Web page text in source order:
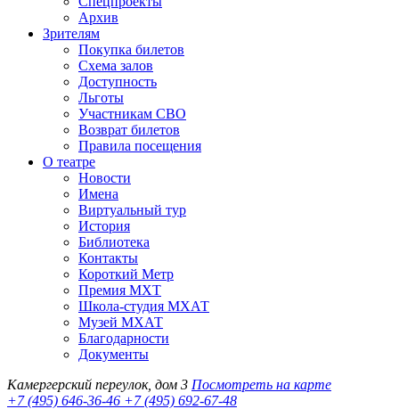
Архив
Зрителям
Покупка билетов
Схема залов
Доступность
Льготы
Участникам СВО
Возврат билетов
Правила посещения
О театре
Новости
Имена
Виртуальный тур
История
Библиотека
Контакты
Короткий Метр
Премия МХТ
Школа-студия МХАТ
Музей МХАТ
Благодарности
Документы
Камергерский переулок, дом 3 Посмотреть на карте
+7 (495) 646-36-46 +7 (495) 692-67-48‬